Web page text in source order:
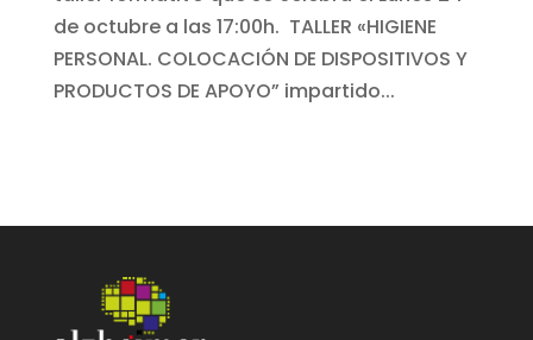
de octubre a las 17:00h. TALLER «HIGIENE
PERSONAL. COLOCACIÓN DE DISPOSITIVOS Y
PRODUCTOS DE APOYO” impartido...